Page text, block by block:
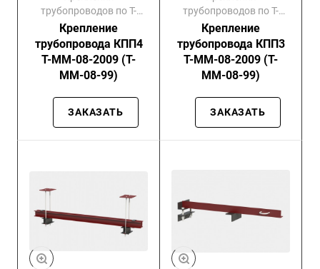
трубопроводов по Т-
ММ-08-99
Крепление
трубопровода КПП4
Т-ММ-08-2009 (Т-
ММ-08-99)
ЗАКАЗАТЬ
трубопроводов по Т-
ММ-08-99
Крепление
трубопровода КПП3
Т-ММ-08-2009 (Т-
ММ-08-99)
ЗАКАЗАТЬ